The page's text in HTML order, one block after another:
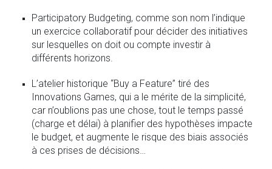
Participatory Budgeting, comme son nom l’indique
un exercice collaboratif pour décider des initiatives
sur lesquelles on doit ou compte investir à
différents horizons.
L’atelier historique “Buy a Feature” tiré des
Innovations Games, qui a le mérite de la simplicité,
car n’oublions pas une chose, tout le temps passé
(charge et délai) à planifier des hypothèses impacte
le budget, et augmente le risque des biais associés
à ces prises de décisions…